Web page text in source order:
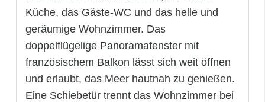
Küche, das Gäste-WC und das helle und
geräumige Wohnzimmer. Das
doppelflügelige Panoramafenster mit
französischem Balkon lässt sich weit öffnen
und erlaubt, das Meer hautnah zu genießen.
Eine Schiebetür trennt das Wohnzimmer bei